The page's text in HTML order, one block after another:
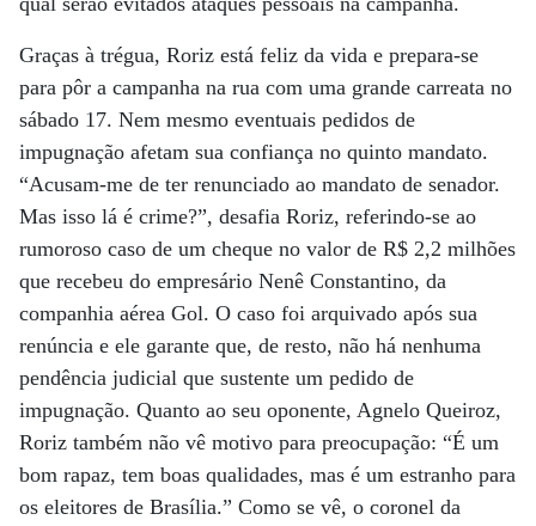
Graças à trégua, Roriz está feliz da vida e prepara-se
para pôr a campanha na rua com uma grande carreata no
sábado 17. Nem mesmo eventuais pedidos de
impugnação afetam sua confiança no quinto mandato.
“Acusam-me de ter renunciado ao mandato de senador.
Mas isso lá é crime?”, desafia Roriz, referindo-se ao
rumoroso caso de um cheque no valor de R$ 2,2 milhões
que recebeu do empresário Nenê Constantino, da
companhia aérea Gol. O caso foi arquivado após sua
renúncia e ele garante que, de resto, não há nenhuma
pendência judicial que sustente um pedido de
impugnação. Quanto ao seu oponente, Agnelo Queiroz,
Roriz também não vê motivo para preocupação: “É um
bom rapaz, tem boas qualidades, mas é um estranho para
os eleitores de Brasília.” Como se vê, o coronel da